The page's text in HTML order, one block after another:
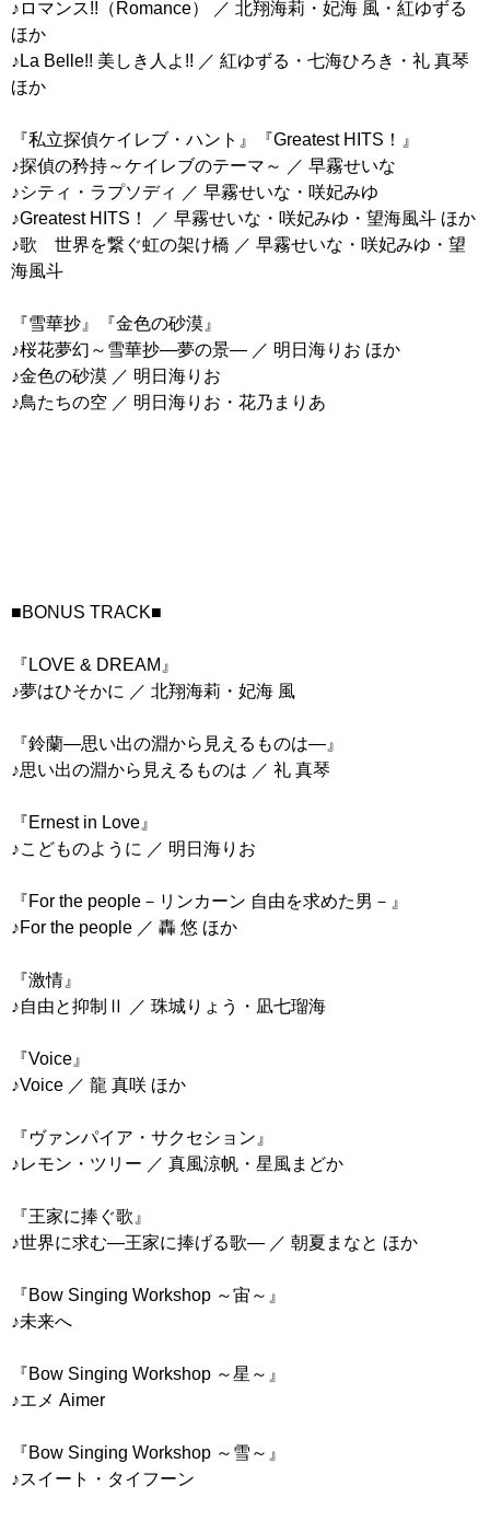
♪ロマンス!!（Romance） ／ 北翔海莉・妃海 風・紅ゆずる
ほか
♪La Belle!! 美しき人よ!! ／ 紅ゆずる・七海ひろき・礼 真琴
ほか
『私立探偵ケイレブ・ハント』『Greatest HITS！』
♪探偵の矜持～ケイレブのテーマ～ ／ 早霧せいな
♪シティ・ラプソディ ／ 早霧せいな・咲妃みゆ
♪Greatest HITS！ ／ 早霧せいな・咲妃みゆ・望海風斗 ほか
♪歌 世界を繋ぐ虹の架け橋 ／ 早霧せいな・咲妃みゆ・望
海風斗
『雪華抄』『金色の砂漠』
♪桜花夢幻～雪華抄―夢の景― ／ 明日海りお ほか
♪金色の砂漠 ／ 明日海りお
♪鳥たちの空 ／ 明日海りお・花乃まりあ
■BONUS TRACK■
『LOVE & DREAM』
♪夢はひそかに ／ 北翔海莉・妃海 風
『鈴蘭―思い出の淵から見えるものは―』
♪思い出の淵から見えるものは ／ 礼 真琴
『Ernest in Love』
♪こどものように ／ 明日海りお
『For the people－リンカーン 自由を求めた男－』
♪For the people ／ 轟 悠 ほか
『激情』
♪自由と抑制Ⅱ ／ 珠城りょう・凪七瑠海
『Voice』
♪Voice ／ 龍 真咲 ほか
『ヴァンパイア・サクセション』
♪レモン・ツリー ／ 真風涼帆・星風まどか
『王家に捧ぐ歌』
♪世界に求む―王家に捧げる歌― ／ 朝夏まなと ほか
『Bow Singing Workshop ～宙～』
♪未来へ
『Bow Singing Workshop ～星～』
♪エメ Aimer
『Bow Singing Workshop ～雪～』
♪スイート・タイフーン